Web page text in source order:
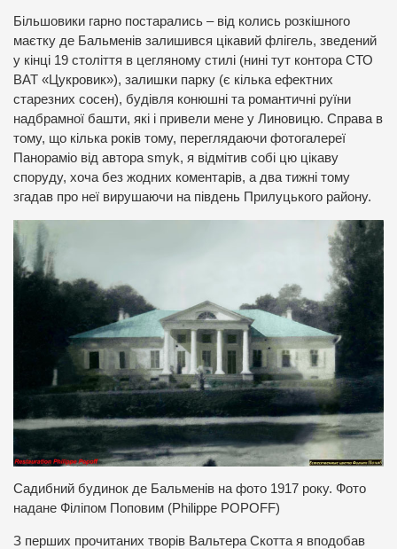
Більшовики гарно постарались – від колись розкішного
маєтку де Бальменів залишився цікавий флігель, зведений
у кінці 19 століття в цегляному стилі (нині тут контора СТО
ВАТ «Цукровик»), залишки парку (є кілька ефектних
старезних сосен), будівля конюшні та романтичні руїни
надбрамної башти, які і привели мене у Линовицю. Справа в
тому, що кілька років тому, переглядаючи фотогалереї
Панораміо від автора smyk, я відмітив собі цю цікаву
споруду, хоча без жодних коментарів, а два тижні тому
згадав про неї вирушаючи на південь Прилуцького району.
Садибний будинок де Бальменів на фото 1917 року. Фото
надане Філіпом Поповим (Philippe POPOFF)
З перших прочитаних творів Вальтера Скотта я вподобав